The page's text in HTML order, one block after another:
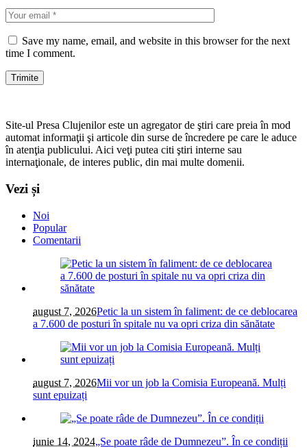
Save my name, email, and website in this browser for the next
time I comment.
Site-ul Presa Clujenilor este un agregator de ştiri care preia în mod
automat informaţii şi articole din surse de încredere pe care le aduce
în atenţia publicului. Aici veţi putea citi ştiri interne sau
internaţionale, de interes public, din mai multe domenii.
Vezi și
Noi
Popular
Comentarii
august 7, 2026Petic la un sistem în faliment: de ce deblocarea
a 7.600 de posturi în spitale nu va opri criza din sănătate
august 7, 2026Mii vor un job la Comisia Europeană. Mulți
sunt epuizați
iunie 14, 2024„Se poate râde de Dumnezeu”. În ce condiții